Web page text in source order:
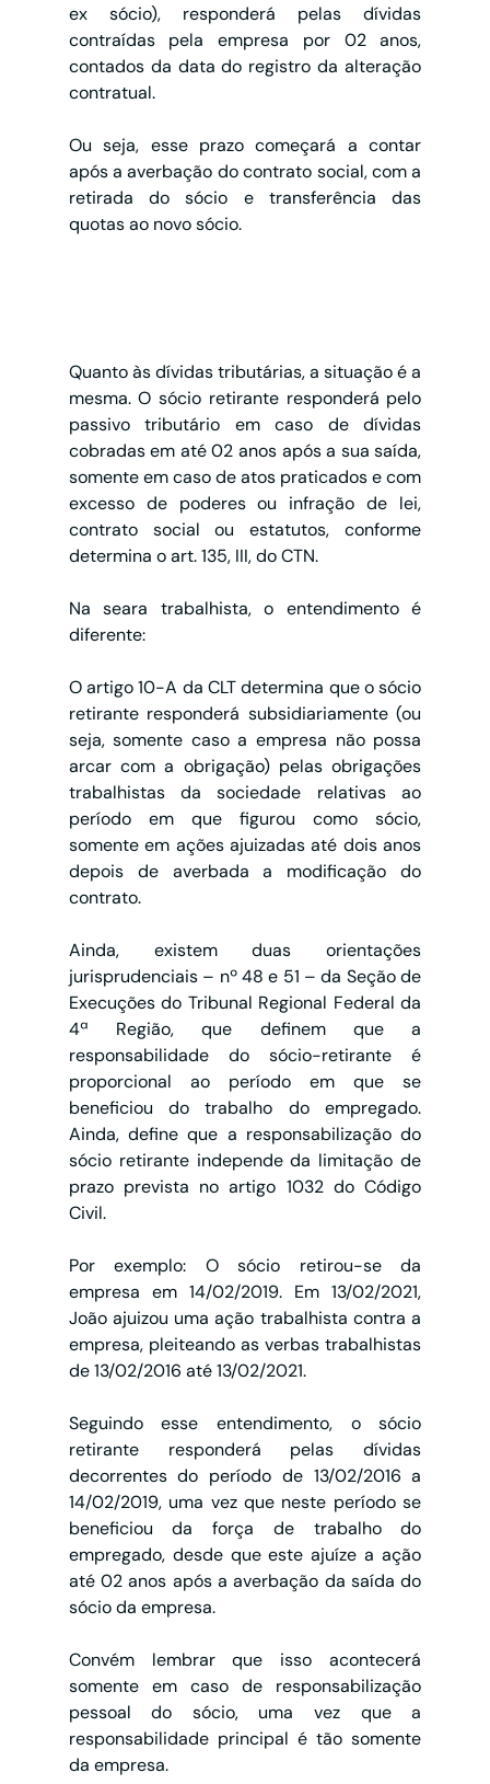
ex sócio), responderá pelas dívidas
contraídas pela empresa por 02 anos,
contados da data do registro da alteração
contratual.
Ou seja, esse prazo começará a contar
após a averbação do contrato social, com a
retirada do sócio e transferência das
quotas ao novo sócio.
Quanto às dívidas tributárias, a situação é a
mesma. O sócio retirante responderá pelo
passivo tributário em caso de dívidas
cobradas em até 02 anos após a sua saída,
somente em caso de atos praticados e com
excesso de poderes ou infração de lei,
contrato social ou estatutos, conforme
determina o art. 135, III, do CTN.
Na seara trabalhista, o entendimento é
diferente:
O artigo 10-A da CLT determina que o sócio
retirante responderá subsidiariamente (ou
seja, somente caso a empresa não possa
arcar com a obrigação) pelas obrigações
trabalhistas da sociedade relativas ao
período em que figurou como sócio,
somente em ações ajuizadas até dois anos
depois de averbada a modificação do
contrato.
Ainda, existem duas orientações
jurisprudenciais – nº 48 e 51 – da Seção de
Execuções do Tribunal Regional Federal da
4ª Região, que definem que a
responsabilidade do sócio-retirante é
proporcional ao período em que se
beneficiou do trabalho do empregado.
Ainda, define que a responsabilização do
sócio retirante independe da limitação de
prazo prevista no artigo 1032 do Código
Civil.
Por exemplo: O sócio retirou-se da
empresa em 14/02/2019. Em 13/02/2021,
João ajuizou uma ação trabalhista contra a
empresa, pleiteando as verbas trabalhistas
de 13/02/2016 até 13/02/2021.
Seguindo esse entendimento, o sócio
retirante responderá pelas dívidas
decorrentes do período de 13/02/2016 a
14/02/2019, uma vez que neste período se
beneficiou da força de trabalho do
empregado, desde que este ajuíze a ação
até 02 anos após a averbação da saída do
sócio da empresa.
Convém lembrar que isso acontecerá
somente em caso de responsabilização
pessoal do sócio, uma vez que a
responsabilidade principal é tão somente
da empresa.